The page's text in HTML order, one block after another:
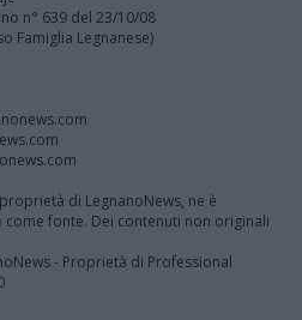
n° 639 del 23/10/08
Famiglia Legnanese)
di LegnanoNews, ne è
fonte. Dei contenuti non originali
- Proprietà di Professional